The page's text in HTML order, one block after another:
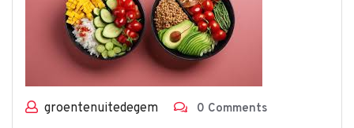
groentenuitedegem 0 Comments